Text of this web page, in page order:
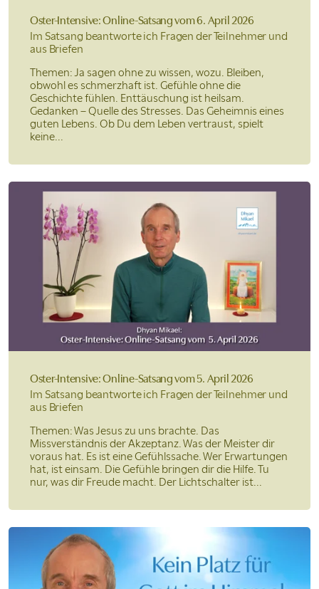
Oster-Intensive: Online-Satsangvom 6. April 2026
Im Satsang beantworte ich Fragen der Teilnehmer und
aus Briefen
Themen: Ja sagen ohne zu wissen, wozu. Bleiben,
obwohl es schmerzhaft ist. Gefühle ohne die
Geschichte fühlen. Enttäuschung ist heilsam.
Gedanken – Quelle des Stresses. Das Geheimnis eines
guten Lebens. Ob Du dem Leben vertraust, spielt
keine...
Oster-Intensive: Online-Satsangvom 5. April 2026
Im Satsang beantworte ich Fragen der Teilnehmer und
aus Briefen
Themen: Was Jesus zu uns brachte. Das
Missverständnis der Akzeptanz. Was der Meister dir
voraus hat. Es ist eine Gefühlssache. Wer Erwartungen
hat, ist einsam. Die Gefühle bringen dir die Hilfe. Tu
nur, was dir Freude macht. Der Lichtschalter ist...